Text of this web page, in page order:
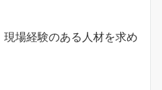
場経験のある人材を求め